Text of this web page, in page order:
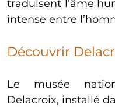
traduisent l’âme
intense entre
Découvrir
Le musée
Delacroix, installé